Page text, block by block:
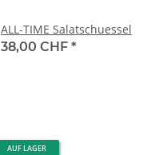
ALL-TIME Salatschuessel
38,00 CHF *
AUF LAGER